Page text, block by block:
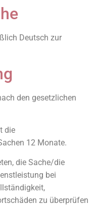
Deutsch zur
den gesetzlichen
die
12 Monate.
die Sache/die
bei
zu überprüfen